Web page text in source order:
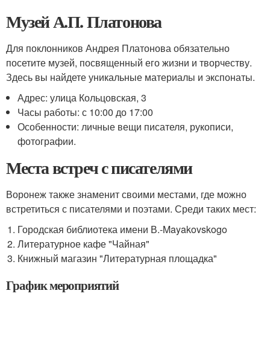
Музей А.П. Платонова
Для поклонников Андрея Платонова обязательно
посетите музей, посвященный его жизни и творчеству.
Здесь вы найдете уникальные материалы и экспонаты.
Адрес: улица Кольцовская, 3
Часы работы: с 10:00 до 17:00
Особенности: личные вещи писателя, рукописи,
фотографии.
Места встреч с писателями
Воронеж также знаменит своими местами, где можно
встретиться с писателями и поэтами. Среди таких мест:
Городская библиотека имени В.-Mayakovskogo
Литературное кафе "Чайная"
Книжный магазин "Литературная площадка"
График мероприятий